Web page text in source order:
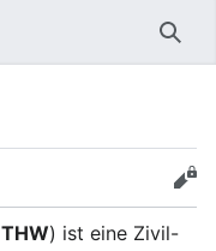
THW) ist eine Zivil-